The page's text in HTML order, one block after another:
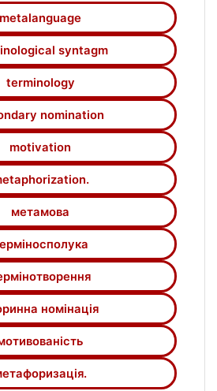
metalanguage
syntagm
terminology
nomination
motivation
метамова
номінація